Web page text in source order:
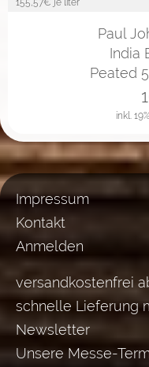
Paul
India
Peated
inkl.
Impressum
Kontakt
Anmelden
versandkostenfrei
schnelle Lieferung
Newsletter
Unsere Messe-